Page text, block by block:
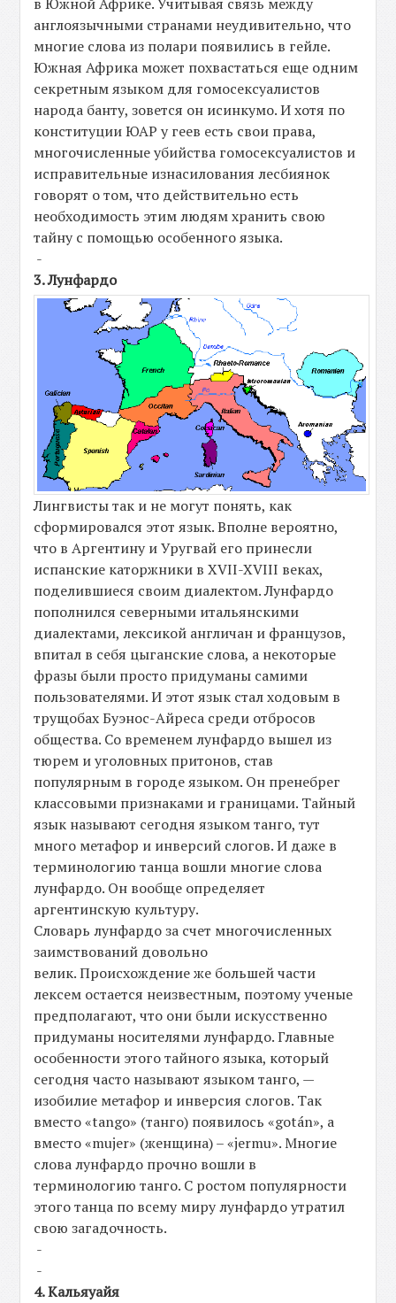
англоязычными странами неудивительно, что
многие слова из полари появились в гейле.
Южная Африка может похвастаться еще одним
секретным языком для гомосексуалистов
народа банту, зовется он исинкумо. И хотя по
конституции ЮАР у геев есть свои права,
многочисленные убийства гомосексуалистов и
исправительные изнасилования лесбиянок
говорят о том, что действительно есть
необходимость этим людям хранить свою
тайну с помощью особенного языка.
-
3. Лунфардо
Лингвисты так и не могут понять, как
сформировался этот язык. Вполне вероятно,
что в Аргентину и Уругвай его принесли
испанские каторжники в XVII-XVIII веках,
поделившиеся своим диалектом. Лунфардо
пополнился северными итальянскими
диалектами, лексикой англичан и французов,
впитал в себя цыганские слова, а некоторые
фразы были просто придуманы самими
пользователями. И этот язык стал ходовым в
трущобах Буэнос-Айреса среди отбросов
общества. Со временем лунфардо вышел из
тюрем и уголовных притонов, став
популярным в городе языком. Он пренебрег
классовыми признаками и границами. Тайный
язык называют сегодня языком танго, тут
много метафор и инверсий слогов. И даже в
терминологию танца вошли многие слова
лунфардо. Он вообще определяет
аргентинскую культуру.
Словарь лунфардо за счет многочисленных
заимствований довольно
велик. Происхождение же большей части
лексем остается неизвестным, поэтому ученые
предполагают, что они были искусственно
придуманы носителями лунфардо. Главные
особенности этого тайного языка, который
сегодня часто называют языком танго, —
изобилие метафор и инверсия слогов. Так
вместо «tango» (танго) появилось «gotán», а
вместо «mujer» (женщина) – «jermu». Многие
слова лунфардо прочно вошли в
терминологию танго. С ростом популярности
этого танца по всему миру лунфардо утратил
свою загадочность.
-
-
4. Кальяуайя